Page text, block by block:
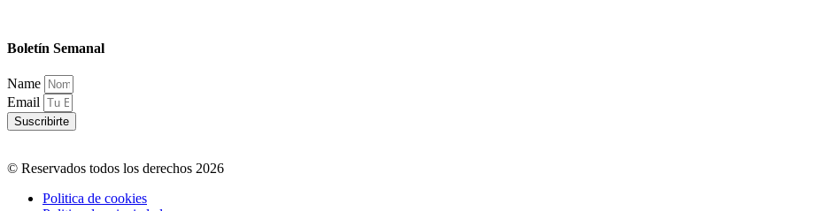
Boletín Semanal
Name
Email
Suscribirte
© Reservados todos los derechos 2026
Politica de cookies